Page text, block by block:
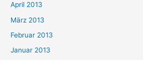
April 2013
März 2013
Februar 2013
Januar 2013